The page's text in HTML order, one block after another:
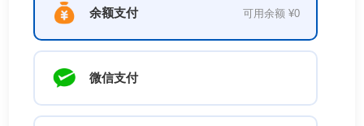
余额支付 可用余额 ¥0
微信支付